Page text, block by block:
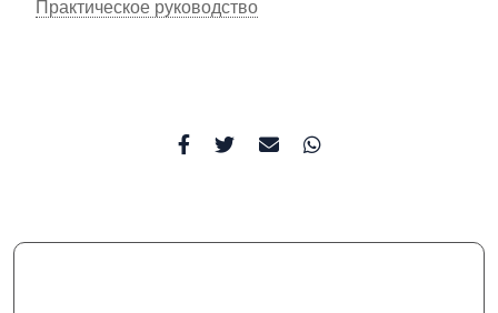
Практическое руководство